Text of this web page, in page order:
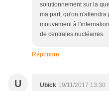
solutionnement sur la
ma part, qu'on
mouvement à
de centrales nucléaires.
Répondre
U Ubick 19/11/2017 13:30